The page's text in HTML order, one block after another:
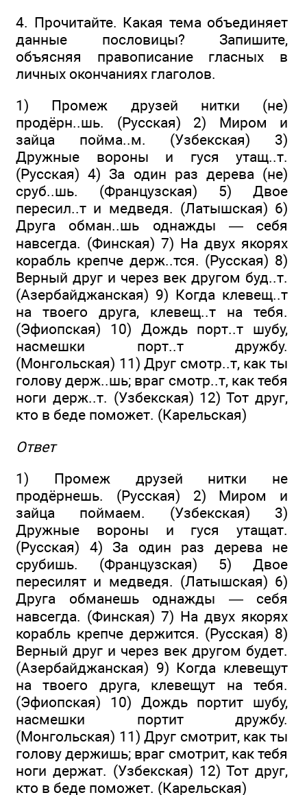
4. Прочитайте. Какая тема объединяет
данные пословицы? Запишите,
объясняя правописание гласных в
личных окончаниях глаголов.
1) Промеж друзей нитки (не)
продёрн..шь. (Русская) 2) Миром и
зайца пойма..м. (Узбекская) 3)
Дружные вороны и гуся утащ..т.
(Русская) 4) За один раз дерева (не)
сруб..шь. (Французская) 5) Двое
пересил..т и медведя. (Латышская) 6)
Друга обман..шь однажды — себя
навсегда. (Финская) 7) На двух якорях
корабль крепче держ..тся. (Русская) 8)
Верный друг и через век другом буд..т.
(Азербайджанская) 9) Когда клевещ..т
на твоего друга, клевещ..т на тебя.
(Эфиопская) 10) Дождь порт..т шубу,
насмешки порт..т дружбу.
(Монгольская) 11) Друг смотр..т, как ты
голову держ..шь; враг смотр..т, как тебя
ноги держ..т. (Узбекская) 12) Тот друг,
кто в беде поможет. (Карельская)
Ответ
1) Промеж друзей нитки не
продёрнешь. (Русская) 2) Миром и
зайца поймаем. (Узбекская) 3)
Дружные вороны и гуся утащат.
(Русская) 4) За один раз дерева не
срубишь. (Французская) 5) Двое
пересилят и медведя. (Латышская) 6)
Друга обманешь однажды — себя
навсегда. (Финская) 7) На двух якорях
корабль крепче держится. (Русская) 8)
Верный друг и через век другом будет.
(Азербайджанская) 9) Когда клевещут
на твоего друга, клевещут на тебя.
(Эфиопская) 10) Дождь портит шубу,
насмешки портит дружбу.
(Монгольская) 11) Друг смотрит, как ты
голову держишь; враг смотрит, как тебя
ноги держат. (Узбекская) 12) Тот друг,
кто в беде поможет. (Карельская)